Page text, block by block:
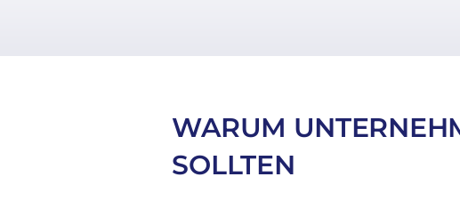
WARUM
SOLLTEN